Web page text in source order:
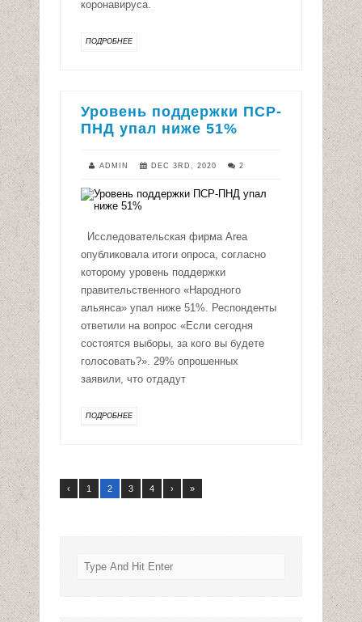
коронавируса.
ПОДРОБНЕЕ
Уровень поддержки ПСР-
ПНД упал ниже 51%
ADMIN DEC 3RD, 2020 2
Исследовательская фирма Area
опубликовала итоги опроса, согласно
которому уровень поддержки
правительственного «Народного
альянса» упал ниже 51%. Респонденты
ответили на вопрос «Если сегодня
состоятся выборы, за кого вы будете
голосовать?». 29% опрошенных
заявили, что отдадут
ПОДРОБНЕЕ
‹ 1 2 3 4 › »